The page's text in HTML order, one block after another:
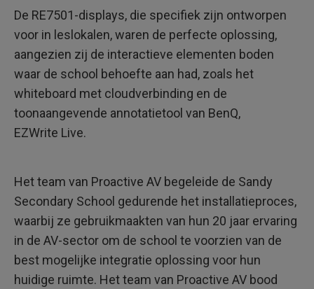
De RE7501-displays, die specifiek zijn ontworpen
voor in leslokalen, waren de perfecte oplossing,
aangezien zij de interactieve elementen boden
waar de school behoefte aan had, zoals het
whiteboard met cloudverbinding en de
toonaangevende annotatietool van BenQ,
EZWrite Live.
Het team van Proactive AV begeleide de Sandy
Secondary School gedurende het installatieproces,
waarbij ze gebruikmaakten van hun 20 jaar ervaring
in de AV-sector om de school te voorzien van de
best mogelijke integratie oplossing voor hun
huidige ruimte. Het team van Proactive AV bood